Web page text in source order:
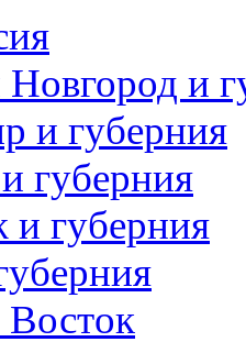
и
и губерния
губерния
губерния